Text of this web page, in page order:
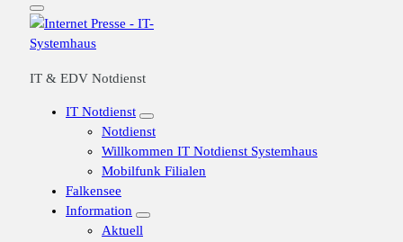
IT & EDV Notdienst
IT Notdienst
Notdienst
Willkommen IT Notdienst Systemhaus
Mobilfunk Filialen
Falkensee
Information
Aktuell